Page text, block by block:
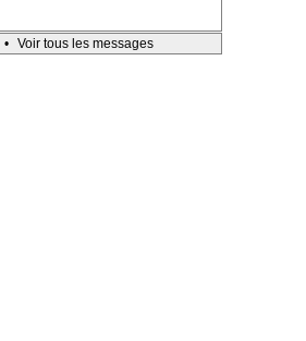
• Voir tous les messages